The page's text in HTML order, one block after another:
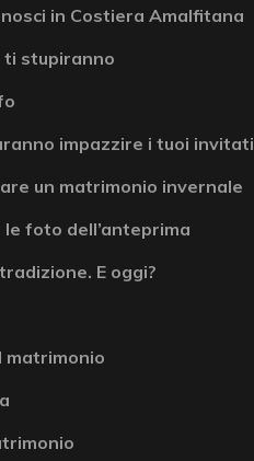
in Costiera Amalfitana
ti stupiranno
impazzire i tuoi invitati
un matrimonio invernale
foto dell’anteprima
E oggi?
matrimonio